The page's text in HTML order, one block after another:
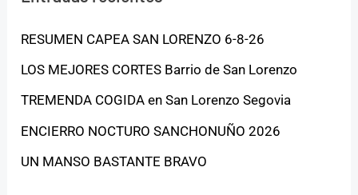
RESUMEN CAPEA SAN LORENZO 6-8-26
LOS MEJORES CORTES Barrio de San Lorenzo
TREMENDA COGIDA en San Lorenzo Segovia
ENCIERRO NOCTURO SANCHONUÑO 2026
UN MANSO BASTANTE BRAVO